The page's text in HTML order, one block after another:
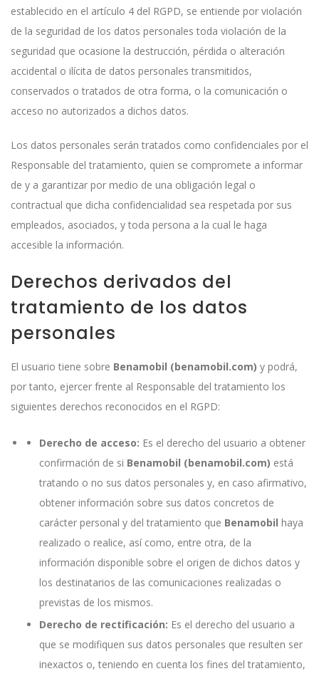
establecido en el artículo 4 del RGPD, se entiende por violación
de la seguridad de los datos personales toda violación de la
seguridad que ocasione la destrucción, pérdida o alteración
accidental o ilícita de datos personales transmitidos,
conservados o tratados de otra forma, o la comunicación o
acceso no autorizados a dichos datos.
Los datos personales serán tratados como confidenciales por el
Responsable del tratamiento, quien se compromete a informar
de y a garantizar por medio de una obligación legal o
contractual que dicha confidencialidad sea respetada por sus
empleados, asociados, y toda persona a la cual le haga
accesible la información.
Derechos derivados del
tratamiento de los datos
personales
El usuario tiene sobre Benamobil (benamobil.com) y podrá,
por tanto, ejercer frente al Responsable del tratamiento los
siguientes derechos reconocidos en el RGPD:
Derecho de acceso: Es el derecho del usuario a obtener
confirmación de si Benamobil (benamobil.com) está
tratando o no sus datos personales y, en caso afirmativo,
obtener información sobre sus datos concretos de
carácter personal y del tratamiento que Benamobil haya
realizado o realice, así como, entre otra, de la
información disponible sobre el origen de dichos datos y
los destinatarios de las comunicaciones realizadas o
previstas de los mismos.
Derecho de rectificación: Es el derecho del usuario a
que se modifiquen sus datos personales que resulten ser
inexactos o, teniendo en cuenta los fines del tratamiento,